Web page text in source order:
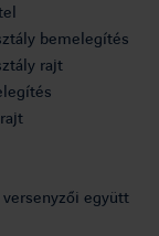
bemelegítés
rajt
együtt